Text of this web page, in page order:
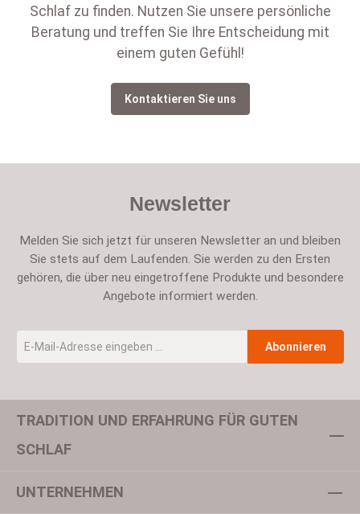
Schlaf zu finden. Nutzen Sie unsere persönliche
Beratung und treffen Sie Ihre Entscheidung mit
einem guten Gefühl!
Kontaktieren Sie uns
Newsletter
Melden Sie sich jetzt für unseren Newsletter an und bleiben
Sie stets auf dem Laufenden. Sie werden zu den Ersten
gehören, die über neu eingetroffene Produkte und besondere
Angebote informiert werden.
Abonnieren
Um weiterzugehen, geben Sie die oben abgebildeten Zeichen ein
TRADITION UND ERFAHRUNG FÜR GUTEN
SCHLAF
UNTERNEHMEN